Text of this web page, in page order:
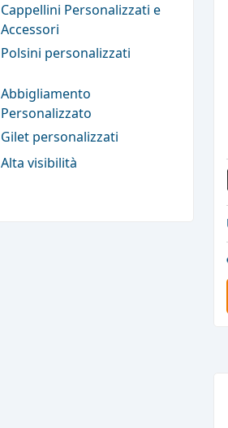
Cappellini Personalizzati e
Accessori
Polsini personalizzati
Abbigliamento
Personalizzato
Gilet personalizzati
Alta visibilità